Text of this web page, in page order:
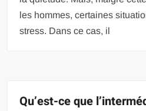
les hommes, certaines
stress. Dans ce cas, il
Qu’est-ce que